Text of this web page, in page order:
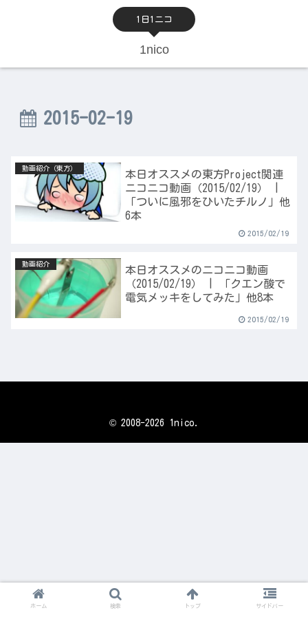
1日1ニコ
1nico
2015-02-19
動画紹介（東方）
本日オススメの東方Project関連
ニコニコ動画（2015/02/19） |
「ついに風邪をひいたチルノ」他
6本
2015/02/19
動画紹介
本日オススメのニコニコ動画
（2015/02/19） | 「クエン酸で
電気メッキをしてみた」他8本
2015/02/19
© 2008-2026 1nico.
ホーム 検索 トップ サイドバー